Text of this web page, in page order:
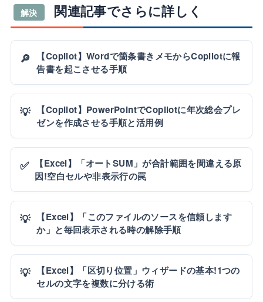
解決 関連記事でさらに詳しく
🔎
【Copilot】Wordで箇条書きメモからCopilotに報
告書を起こさせる手順
💡
【Copilot】PowerPointでCopilotに年次総会プレ
ゼンを作成させる手順と活用例
✅
【Excel】「オートSUM」が合計範囲を間違える原
因!空白セルや非表示行の罠
💡
【Excel】「このファイルのソースを信頼します
か」と毎回表示される時の解除手順
💡
【Excel】「区切り位置」ウィザードの基本!1つの
セルの文字を複数に分ける術